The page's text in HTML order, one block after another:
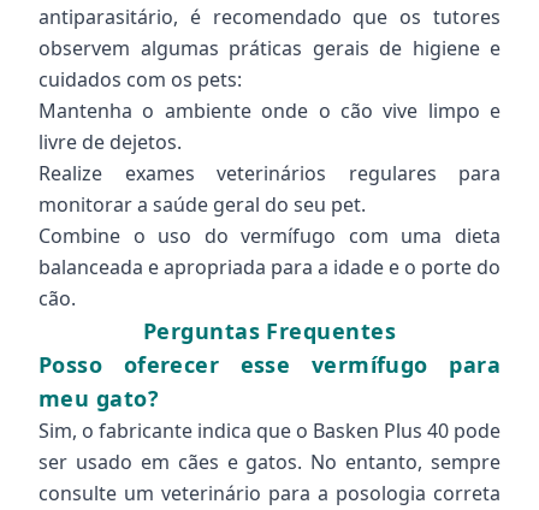
antiparasitário, é recomendado que os tutores
observem algumas práticas gerais de higiene e
cuidados com os pets:
Mantenha o ambiente onde o cão vive limpo e
livre de dejetos.
Realize exames veterinários regulares para
monitorar a saúde geral do seu pet.
Combine o uso do vermífugo com uma dieta
balanceada e apropriada para a idade e o porte do
cão.
Perguntas Frequentes
Posso oferecer esse vermífugo para
meu gato?
Sim, o fabricante indica que o Basken Plus 40 pode
ser usado em cães e gatos. No entanto, sempre
consulte um veterinário para a posologia correta